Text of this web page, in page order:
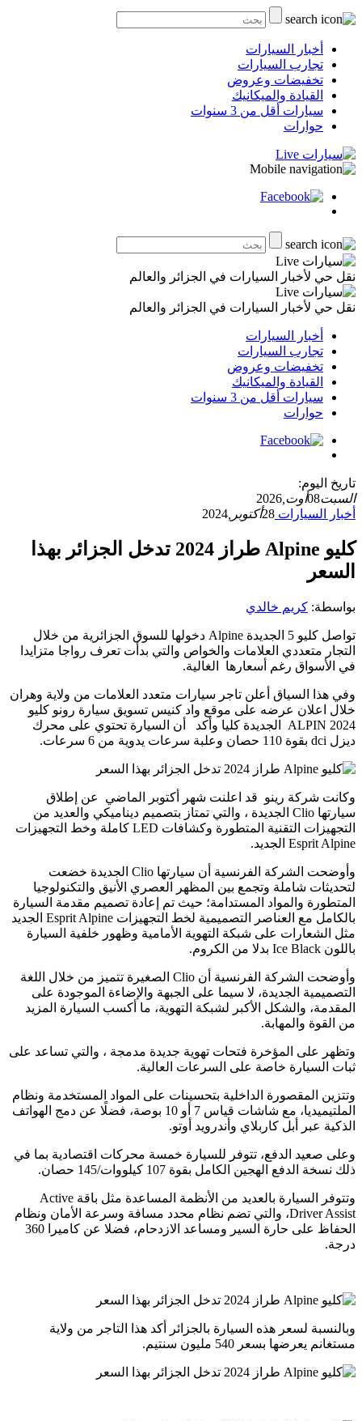
أخبار السيارات
تجارب السيارات
تخفيضات وعروض
القيادة والميكانيك
سيارات أقل من 3 سنوات
حوارات
نقل حي لأخبار السيارات في الجزائر والعالم
نقل حي لأخبار السيارات في الجزائر والعالم
أخبار السيارات
تجارب السيارات
تخفيضات وعروض
القيادة والميكانيك
سيارات أقل من 3 سنوات
حوارات
تاريخ اليوم:
السبت08أوت, 2026
أخبار السيارات 28أكتوبر, 2024
كليو Alpine طراز 2024 تدخل الجزائر بهذا
السعر
بواسطة: كريم خالدي
تواصل كليو 5 الجديدة Alpine دخولها للسوق الجزائرية من خلال
التجار متعددي العلامات والخواص والتي بدأت تعرف رواجا متزايدا
في الأسواق رغم أسعارها الغالية.
وفي هذا السياق أعلن تاجر سيارات متعدد العلامات من ولاية وهران
خلال اعلان عرضه على موقع واد كنيس تسويق سيارة رونو كليو
2024 ALPIN الجديدة كليا وأكد أن السيارة تحتوي على محرك
ديزل dci بقوة 110 حصان وعلبة سرعات يدوية من 6 سرعات.
وكانت شركة رينو قد اعلنت شهر أكتوبر الماضي عن إطلاق
سيارتها Clio الجديدة ، والتي تمتاز بتصميم ديناميكي والعديد من
التجهيزات التقنية المتطورة وكشافات LED كاملة وخط التجهيزات
Esprit Alpine الجديد.
وأوضحت الشركة الفرنسية أن سيارتها Clio الجديدة خضعت
لتحديثات شاملة وتجمع بين المظهر العصري الأنيق والتكنولوجيا
المتطورة والمواد المستدامة؛ حيث تم إعادة تصميم مقدمة السيارة
بالكامل مع العناصر التصميمية لخط التجهيزات Esprit Alpine الجديد
مثل الشعارات على شبكة التهوية الأمامية وظهور خلفية السيارة
باللون Ice Black بدلا من الكروم.
وأوضحت الشركة الفرنسية أن Clio الصغيرة تتميز من خلال اللغة
التصميمية الجديدة، لا سيما على الجبهة والإضاءة الموجودة على
المقدمة، والشكل الأكبر لشبكة التهوية، ما أكسب السيارة المزيد
من القوة والمهابة.
وتظهر على المؤخرة فتحات تهوية جديدة مدمجة ، والتي تساعد على
ثبات السيارة خاصة على السرعات العالية.
وتتزين المقصورة الداخلية بتحسينات على المواد المستخدمة ونظام
الملتيميديا، مع شاشات قياس 7 أو 10 بوصة، فضلًا عن دمج الهواتف
الذكية عبر أبل كاربلاي وأندرويد أوتو.
وعلى صعيد الدفع، تتوفر للسيارة خمسة محركات اقتصادية بما في
ذلك نسخة الدفع الهجين الكامل بقوة 107 كيلووات/145 حصان.
وتتوفر السيارة بالعديد من الأنظمة المساعدة مثل باقة Active
Driver Assist، والتي تضم نظام محدد مسافة وسرعة الأمان ونظام
الحفاظ على حارة السير ومساعد الازدحام، فضلا عن كاميرا 360
درجة.
وبالنسبة لسعر هذه السيارة بالجزائر أكد هذا التاجر من ولاية
مستغانم يعرضها بسعر 540 مليون سنتيم.